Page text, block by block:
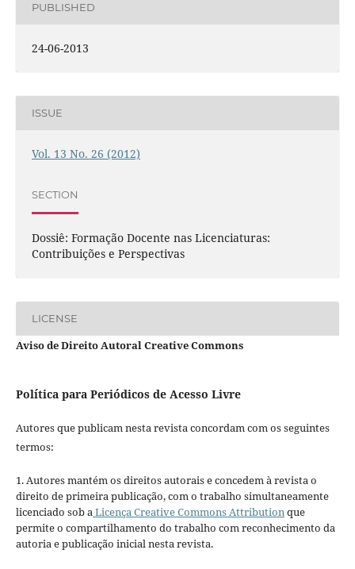
PUBLISHED
24-06-2013
ISSUE
Vol. 13 No. 26 (2012)
SECTION
Dossiê: Formação Docente nas Licenciaturas:
Contribuições e Perspectivas
LICENSE
Aviso de Direito Autoral Creative Commons
Política para Periódicos de Acesso Livre
Autores que publicam nesta revista concordam com os seguintes
termos:
1. Autores mantém os direitos autorais e concedem à revista o
direito de primeira publicação, com o trabalho simultaneamente
licenciado sob aLicença Creative Commons Attributionque
permite o compartilhamento do trabalho com reconhecimento da
autoria e publicação inicial nesta revista.